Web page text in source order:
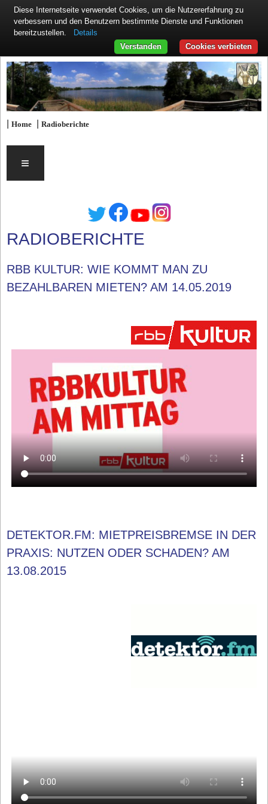
|Home |Radioberichte
≡
RADIOBERICHTE
RBB KULTUR: WIE KOMMT MAN ZU
BEZAHLBAREN MIETEN? AM 14.05.2019
DETEKTOR.FM: MIETPREISBREMSE IN DER
PRAXIS: NUTZEN ODER SCHADEN? AM
13.08.2015
Diese Internetseite verwendet Cookies, um die Nutzererfahrung zu
verbessern und den Benutzern bestimmte Dienste und Funktionen
bereitzustellen.
Details
Cookies verbieten
Verstanden